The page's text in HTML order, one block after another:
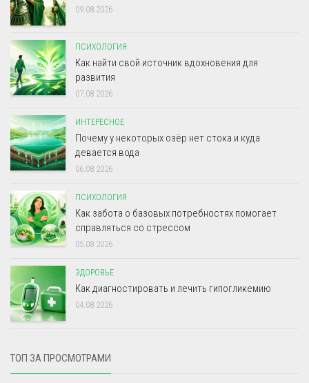
09.08.2026
ПСИХОЛОГИЯ
Как найти свой источник вдохновения для
развития
07.08.2026
ИНТЕРЕСНОЕ
Почему у некоторых озёр нет стока и куда
девается вода
06.08.2026
ПСИХОЛОГИЯ
Как забота о базовых потребностях помогает
справляться со стрессом
05.08.2026
ЗДОРОВЬЕ
Как диагностировать и лечить гипогликемию
04.08.2026
ТОП ЗА ПРОСМОТРАМИ